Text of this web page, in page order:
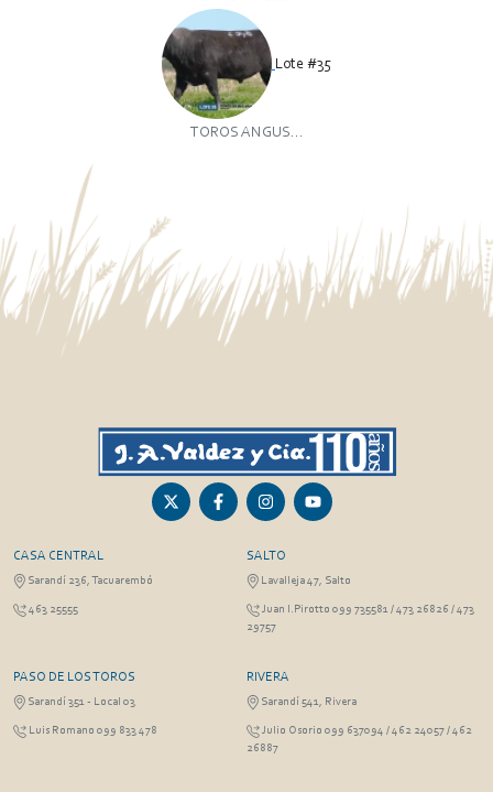
Lote #35
TOROS ANGUS...
CASA CENTRAL
Sarandí 236, Tacuarembó
463 25555
SALTO
Lavalleja 47, Salto
Juan I.Pirotto 099 735581 / 473 26826 / 473
29757
PASO DE LOS TOROS
Sarandí 351 - Local 03
Luis Romano 099 833 478
RIVERA
Sarandí 541, Rivera
Julio Osorio 099 637094 / 462 24057 / 462
26887